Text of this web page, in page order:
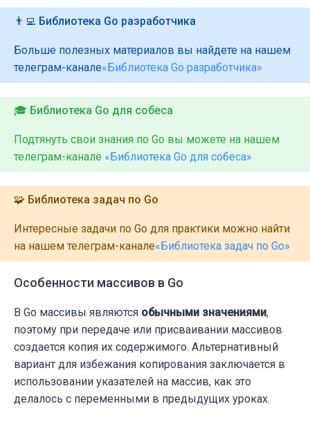
👨‍💻 Библиотека Go разработчика
Больше полезных материалов вы найдете на нашем
телеграм-канале«Библиотека Go разработчика»
🎓 Библиотека Go для собеса
Подтянуть свои знания по Go вы можете на нашем
телеграм-канале «Библиотека Go для собеса»
🧩 Библиотека задач по Go
Интересные задачи по Go для практики можно найти
на нашем телеграм-канале«Библиотека задач по Go»
Особенности массивов в Go
В Go массивы являются обычными значениями,
поэтому при передаче или присваивании массивов
создается копия их содержимого. Альтернативный
вариант для избежания копирования заключается в
использовании указателей на массив, как это
делалось с переменными в предыдущих уроках.